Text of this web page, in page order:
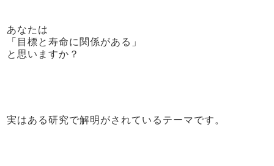
あなたは
「目標と寿命に関係がある」
と思いますか？
実はある研究で解明がされているテーマです。